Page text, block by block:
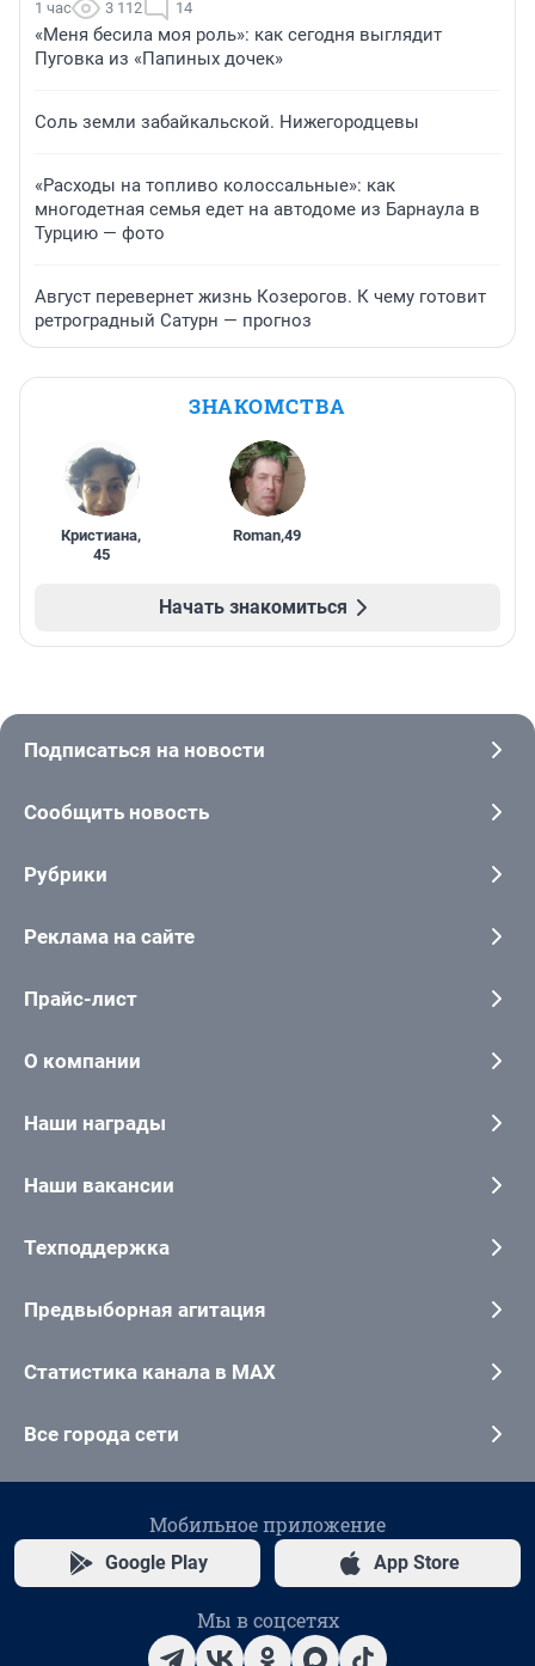
1 час 3 112 14
«Меня бесила моя роль»: как сегодня выглядит
Пуговка из «Папиных дочек»
Соль земли забайкальской. Нижегородцевы
«Расходы на топливо колоссальные»: как
многодетная семья едет на автодоме из Барнаула в
Турцию — фото
Август перевернет жизнь Козерогов. К чему готовит
ретроградный Сатурн — прогноз
ЗНАКОМСТВА
Кристиана,
45
Roman,49
Начать знакомиться
Подписаться на новости
Сообщить новость
Рубрики
Реклама на сайте
Прайс-лист
О компании
Наши награды
Наши вакансии
Техподдержка
Предвыборная агитация
Статистика канала в MAX
Все города сети
Мобильное приложение
Google Play App Store
Мы в соцсетях